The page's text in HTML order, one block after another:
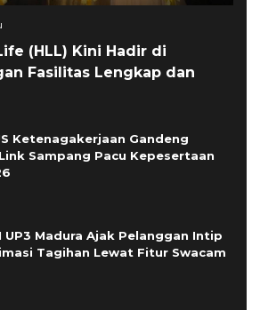
(HLL) Kini Hadir di
Fasilitas Lengkap dan
Ketenagakerjaan Gandeng
Sampang Pacu Kepesertaan
UP3 Madura Ajak Pelanggan Intip
Tagihan Lewat Fitur Swacam